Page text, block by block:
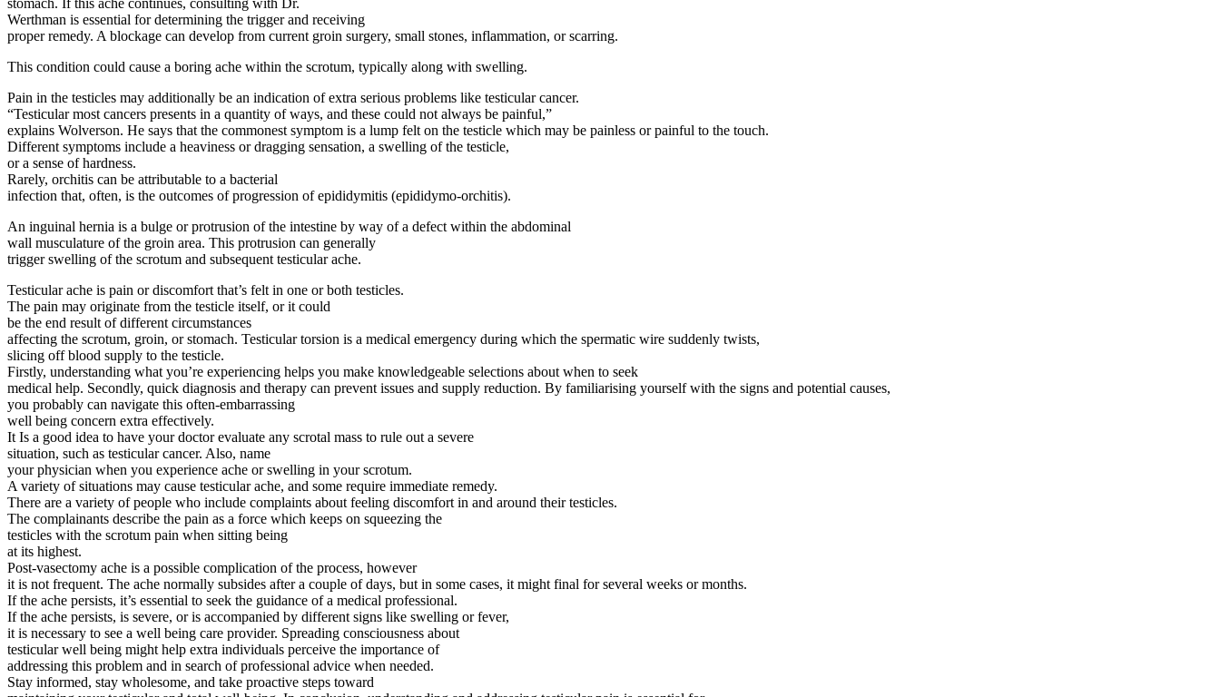
Werthman is essential for determining the trigger and receiving
proper remedy. A blockage can develop from current groin surgery, small stones, inflammation, or scarring.
This condition could cause a boring ache within the scrotum, typically along with swelling.
Pain in the testicles may additionally be an indication of extra serious problems like testicular cancer.
“Testicular most cancers presents in a quantity of ways, and these could not always be painful,”
explains Wolverson. He says that the commonest symptom is a lump felt on the testicle which may be painless or painful to the touch.
Different symptoms include a heaviness or dragging sensation, a swelling of the testicle,
or a sense of hardness.
Rarely, orchitis can be attributable to a bacterial
infection that, often, is the outcomes of progression of epididymitis (epididymo-orchitis).
An inguinal hernia is a bulge or protrusion of the intestine by way of a defect within the abdominal
wall musculature of the groin area. This protrusion can generally
trigger swelling of the scrotum and subsequent testicular ache.
Testicular ache is pain or discomfort that’s felt in one or both testicles.
The pain may originate from the testicle itself, or it could
be the end result of different circumstances
affecting the scrotum, groin, or stomach. Testicular torsion is a medical emergency during which the spermatic wire suddenly twists,
slicing off blood supply to the testicle.
Firstly, understanding what you’re experiencing helps you make knowledgeable selections about when to seek
medical help. Secondly, quick diagnosis and therapy can prevent issues and supply reduction. By familiarising yourself with the signs and potential causes,
you probably can navigate this often-embarrassing
well being concern extra effectively.
It Is a good idea to have your doctor evaluate any scrotal mass to rule out a severe
situation, such as testicular cancer. Also, name
your physician when you experience ache or swelling in your scrotum.
A variety of situations may cause testicular ache, and some require immediate remedy.
There are a variety of people who include complaints about feeling discomfort in and around their testicles.
The complainants describe the pain as a force which keeps on squeezing the
testicles with the scrotum pain when sitting being
at its highest.
Post-vasectomy ache is a possible complication of the process, however
it is not frequent. The ache normally subsides after a couple of days, but in some cases, it might final for several weeks or months.
If the ache persists, it’s essential to seek the guidance of a medical professional.
If the ache persists, is severe, or is accompanied by different signs like swelling or fever,
it is necessary to see a well being care provider. Spreading consciousness about
testicular well being might help extra individuals perceive the importance of
addressing this problem and in search of professional advice when needed.
Stay informed, stay wholesome, and take proactive steps toward